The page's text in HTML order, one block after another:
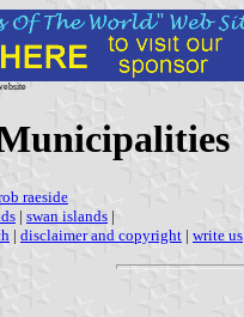
raeside
| swan islands |
| disclaimer and copyright | write us